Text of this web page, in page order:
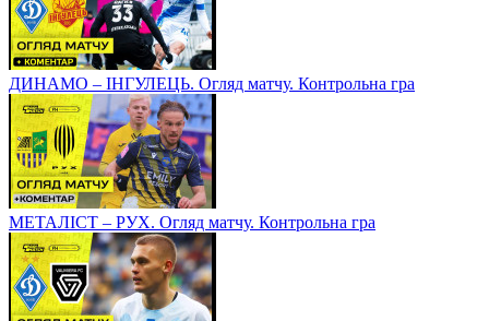
ДИНАМО – ІНГУЛЕЦЬ. Огляд матчу. Контрольна гра
МЕТАЛІСТ – РУХ. Огляд матчу. Контрольна гра